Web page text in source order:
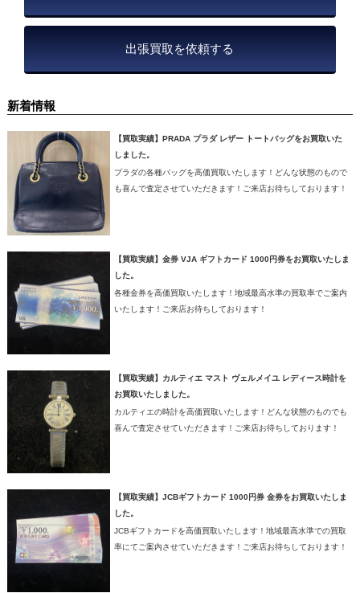
出張買取を依頼する
新着情報
【買取実績】PRADA プラダ レザー トートバッグをお買取いた
しました。
プラダの各種バッグを高価買取いたします！どんな状態のもので
も喜んで査定させていただきます！ご来店お待ちしております！
【買取実績】金券 VJA ギフトカード 1000円券をお買取いたしま
した。
各種金券を高価買取いたします！地域最高水準の買取率でご案内
いたします！ご来店お待ちしております！
【買取実績】カルティエ マスト ヴェルメイユ レディース時計を
お買取いたしました。
カルティエの時計を高価買取いたします！どんな状態のものでも
喜んで査定させていただきます！ご来店お待ちしております！
【買取実績】JCBギフトカード 1000円券 金券をお買取いたしま
した。
JCBギフトカードを高価買取いたします！地域最高水準での買取
率にてご案内させていただきます！ご来店お待ちしております！